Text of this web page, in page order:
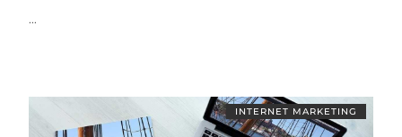
...
INTERNET MARKETING